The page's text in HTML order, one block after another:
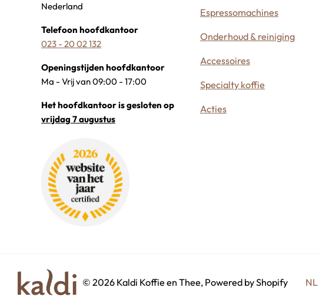
Nederland
Telefoon hoofdkantoor
023 - 20 02 132
Openingstijden hoofdkantoor
Ma - Vrij van 09:00 - 17:00
Het hoofdkantoor is gesloten op
vrijdag 7 augustus
Espressomachines
Onderhoud & reiniging
Accessoires
Specialty koffie
Acties
© 2026 Kaldi Koffie en Thee, Powered by Shopify